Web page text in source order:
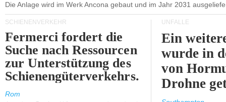
Die Anlage wird im Werk Ancona gebaut und im Jahr 2031
SCHIENENVERKEHR
Fermerci fordert die
Suche nach Ressourcen
zur Unterstützung des
Schienengüterverkehrs.
Rom
UNFÄLLE
Ein
wurde in
von
Drohne